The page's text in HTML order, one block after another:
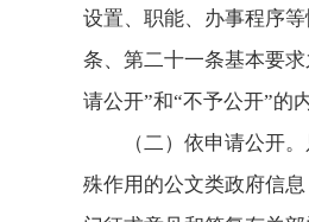
设置、职能、办事程序
条、第二十一条基本要
请公开”和“不予公开”的
（二）依申请公开
殊作用的公文类政府信